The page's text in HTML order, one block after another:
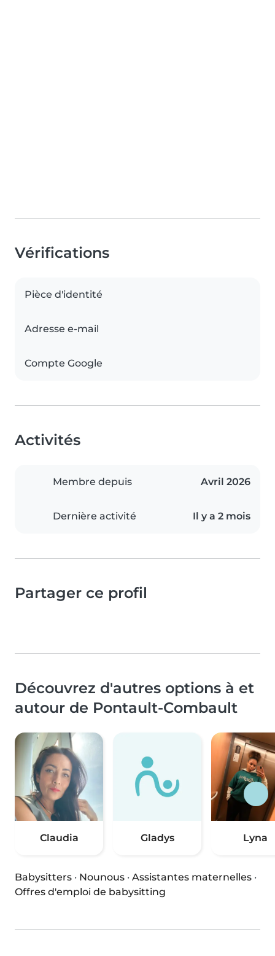
Vérifications
Pièce d'identité
Adresse e-mail
Compte Google
Activités
Membre depuis Avril 2026
Dernière activité Il y a 2 mois
Partager ce profil
Découvrez d'autres options à et
autour de Pontault-Combault
Claudia Gladys Lyna
Babysitters · Nounous · Assistantes maternelles ·
Offres d'emploi de babysitting